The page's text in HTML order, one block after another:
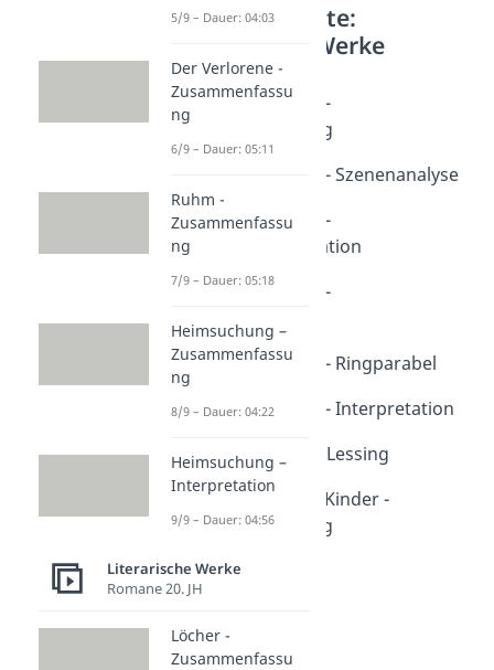
Weitere Inhalte:
Literarische Werke
Nathan der Weise
Nathan der Weise -
Zusammenfassung
Dauer: 04:36
Nathan der Weise - Szenenanalyse
Dauer: 04:53
Nathan der Weise -
Personenkonstellation
Nathan der Weise -
Dauer: 03:52
Nathan der Weise - Ringparabel
Dauer: 04:42
Nathan der Weise - Interpretation
Gotthold Ephraim Lessing
Dauer: 03:40
Nathan und seine Kinder -
Zusammenfassung
5/9 – Dauer: 04:03
Der Verlorene -
Zusammenfassu
ng
6/9 – Dauer: 05:11
Ruhm -
Zusammenfassu
ng
7/9 – Dauer: 05:18
Heimsuchung –
Zusammenfassu
ng
8/9 – Dauer: 04:22
Heimsuchung –
Interpretation
9/9 – Dauer: 04:56
Literarische Werke
Romane 20. JH
Löcher -
Zusammenfassu